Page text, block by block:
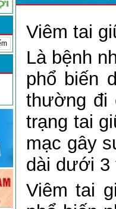
Viêm tai
Là bệnh
phổ biến
thường đi
trạng tai
mạc gây
dài dưới 3
Viêm tai